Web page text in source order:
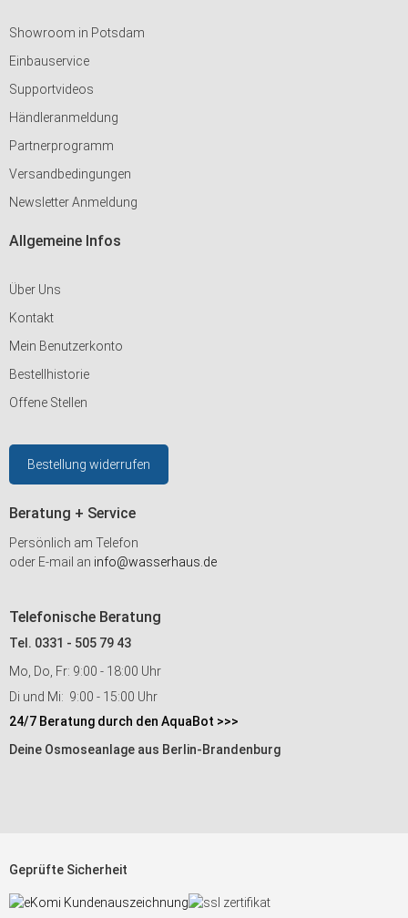
Showroom in Potsdam
Einbauservice
Supportvideos
Händleranmeldung
Partnerprogramm
Versandbedingungen
Newsletter Anmeldung
Allgemeine Infos
Über Uns
Kontakt
Mein Benutzerkonto
Bestellhistorie
Offene Stellen
Bestellung widerrufen
Beratung + Service
Persönlich am Telefon
oder E-mail an info@wasserhaus.de
Telefonische Beratung
Tel. 0331 - 505 79 43
Mo, Do, Fr: 9:00 - 18:00 Uhr
Di und Mi: 9:00 - 15:00 Uhr
24/7 Beratung durch den AquaBot >>>
Deine Osmoseanlage aus Berlin-Brandenburg
Geprüfte Sicherheit